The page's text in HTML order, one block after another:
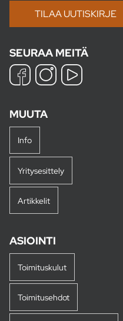
SEURAA MEITÄ
MUUTA
Info
Yritysesittely
Artikkelit
ASIOINTI
Toimituskulut
Toimitusehdot